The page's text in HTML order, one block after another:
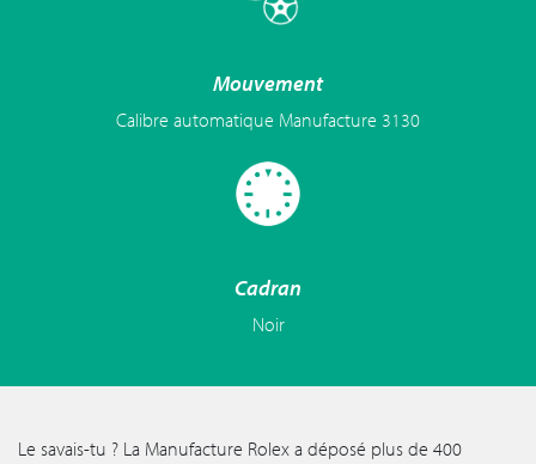
Mouvement
Calibre automatique Manufacture 3130
Cadran
Noir
Le savais-tu ? La Manufacture Rolex a déposé plus de 400